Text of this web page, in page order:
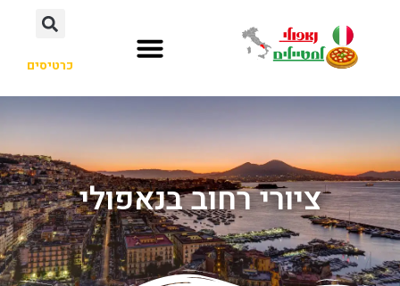
כרטיסים
ציורי רחוב בנאפולי